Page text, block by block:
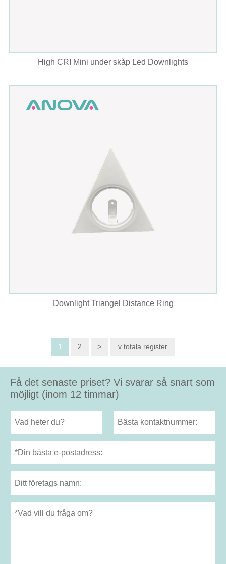
High CRI Mini under skåp Led Downlights
Downlight Triangel Distance Ring
1 2 > v totala register
Få det senaste priset? Vi svarar så snart som
möjligt (inom 12 timmar)